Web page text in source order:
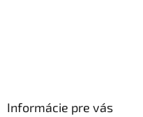
Informácie pre vás